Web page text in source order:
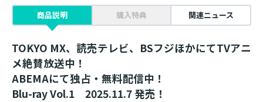
商品説明 購入特典 関連ニュース
TOKYO MX、読売テレビ、BSフジほかにてTVアニ
メ絶賛放送中！
ABEMAにて独占・無料配信中！
Blu-ray Vol.1 2025.11.7 発売！